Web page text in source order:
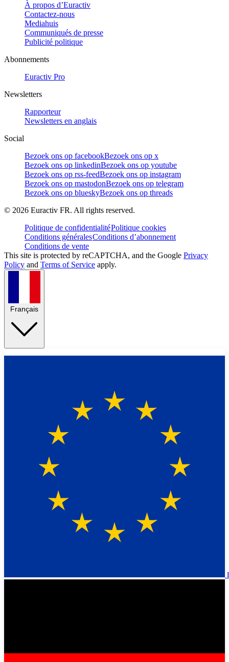
À propos d’Euractiv
Contactez-nous
Mediahuis
Communiqués de presse
Publicité politique
Abonnements
Euractiv Pro
Newsletters
Rapporteur
Newsletters en anglais
Social
Bezoek ons op facebookBezoek ons op x
Bezoek ons op linkedinBezoek ons op youtube
Bezoek ons op rss-feedBezoek ons op instagram
Bezoek ons op mastodonBezoek ons op telegram
Bezoek ons op blueskyBezoek ons op threads
© 2026 Euractiv FR. All rights reserved.
Politique de confidentialitéPolitique cookies
Conditions généralesConditions d’abonnement
Conditions de vente
This site is protected by reCAPTCHA, and the Google Privacy
Policy and Terms of Service apply.
Français